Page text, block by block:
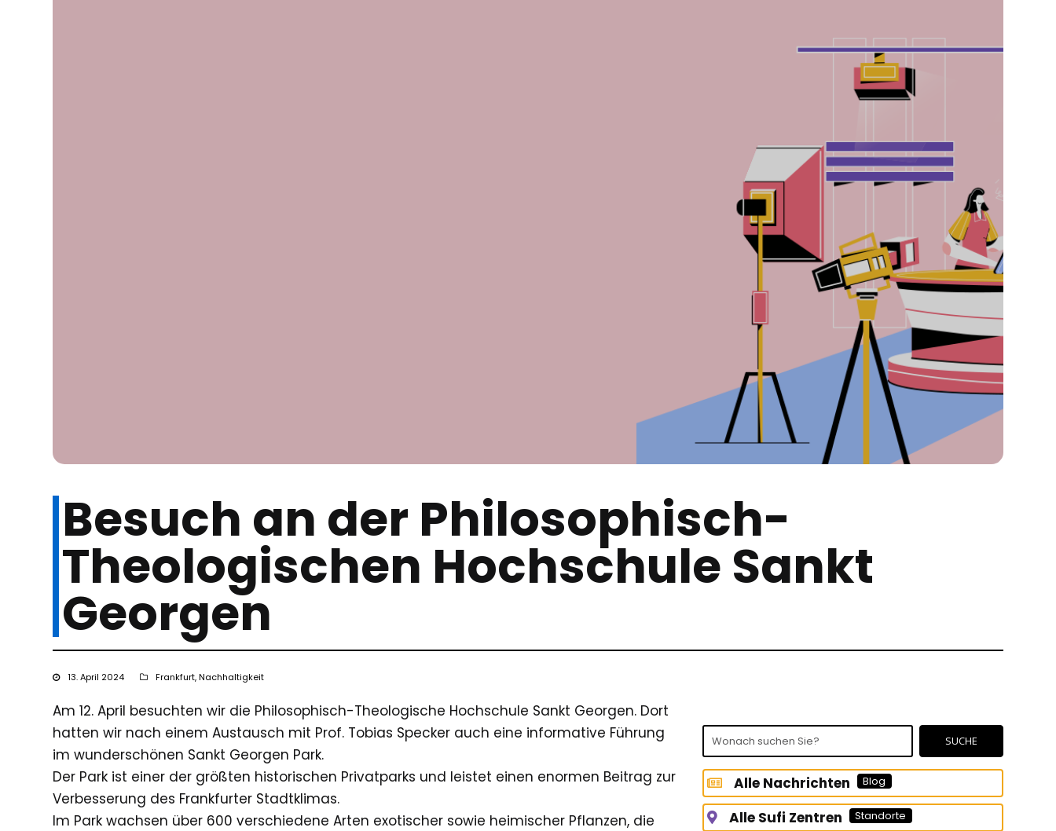
Besuch an der Philosophisch-
Theologischen Hochschule Sankt
Georgen
13. April 2024 Frankfurt,Nachhaltigkeit
Am 12. April besuchten wir die Philosophisch-Theologische Hochschule Sankt Georgen. Dort
hatten wir nach einem Austausch mit Prof. Tobias Specker auch eine informative Führung
im wunderschönen Sankt Georgen Park.
Der Park ist einer der größten historischen Privatparks und leistet einen enormen Beitrag zur
Verbesserung des Frankfurter Stadtklimas.
Im Park wachsen über 600 verschiedene Arten exotischer sowie heimischer Pflanzen, die
Wonach
suchen
Sie?
SUCHE
Alle Nachrichten Blog
Alle Sufi Zentren Standorte